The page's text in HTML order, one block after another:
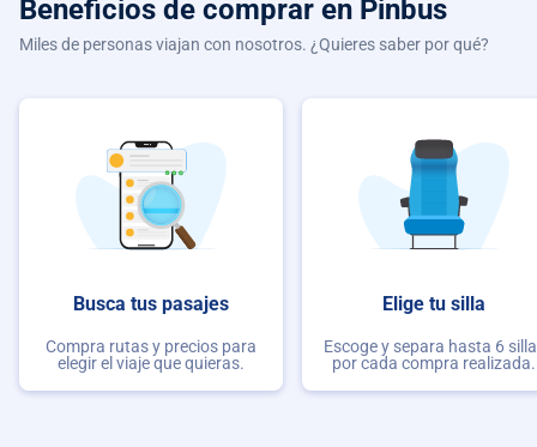
Beneficios de comprar en Pinbus
Miles de personas viajan con nosotros. ¿Quieres saber por qué?
Busca tus pasajes
Compra rutas y precios para
elegir el viaje que quieras.
Elige tu silla
Escoge y separa hasta 6
por cada compra realizada.